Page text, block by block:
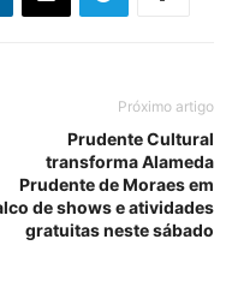
Próximo artigo
Prudente Cultural
transforma Alameda
Prudente de Moraes em
de shows e atividades
gratuitas neste sábado